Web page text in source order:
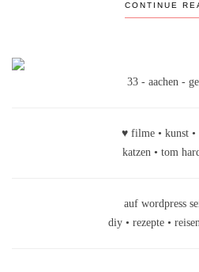
CONTINUE
33 - aachen -
♥ filme • kunst •
katzen • tom
auf wordpress
diy • rezepte •